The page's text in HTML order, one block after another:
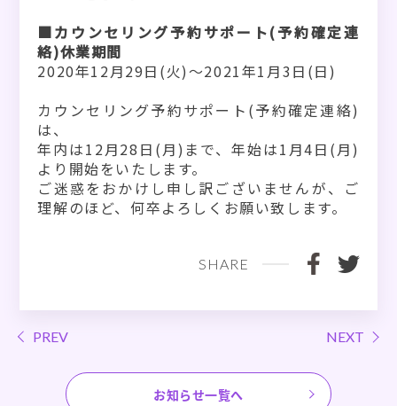
■カウンセリング予約サポート(予約確定連
絡)休業期間
2020年12月29日(火)～2021年1月3日(日)
カウンセリング予約サポート(予約確定連絡)
は、
年内は12月28日(月)まで、年始は1月4日(月)
より開始をいたします。
ご迷惑をおかけし申し訳ございませんが、ご
理解のほど、何卒よろしくお願い致します。
SHARE
お知らせ一覧へ
PREV NEXT